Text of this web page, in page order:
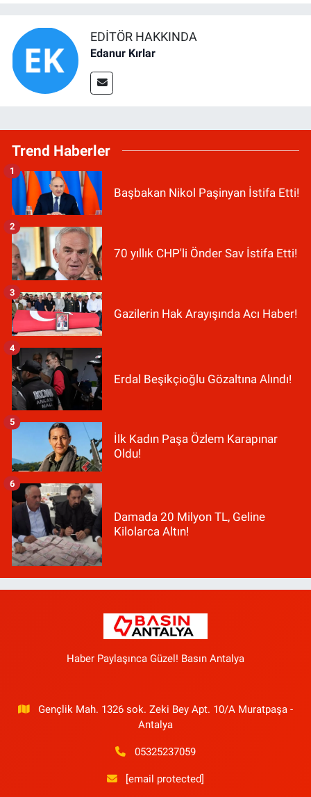
EDITÖR HAKKINDA
Edanur Kırlar
Trend Haberler
Başbakan Nikol Paşinyan İstifa Etti!
1
70 yıllık CHP'li Önder Sav İstifa Etti!
2
Gazilerin Hak Arayışında Acı Haber!
3
Erdal Beşikçioğlu Gözaltına Alındı!
4
İlk Kadın Paşa Özlem Karapınar
Oldu!
5
Damada 20 Milyon TL, Geline
Kilolarca Altın!
6
Haber Paylaşınca Güzel! Basın Antalya
Gençlik Mah. 1326 sok. Zeki Bey Apt. 10/A Muratpaşa -
Antalya
05325237059
[email protected]